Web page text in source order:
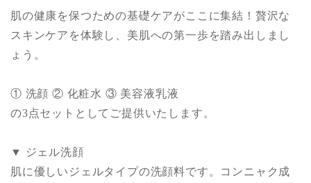
肌の健康を保つための基礎ケアがここに集結！贅沢な
スキンケアを体験し、美肌への第一歩を踏み出しまし
ょう。
① 洗顔 ② 化粧水 ③ 美容液乳液
の3点セットとしてご提供いたします。
▼ ジェル洗顔
肌に優しいジェルタイプの洗顔料です。コンニャク成